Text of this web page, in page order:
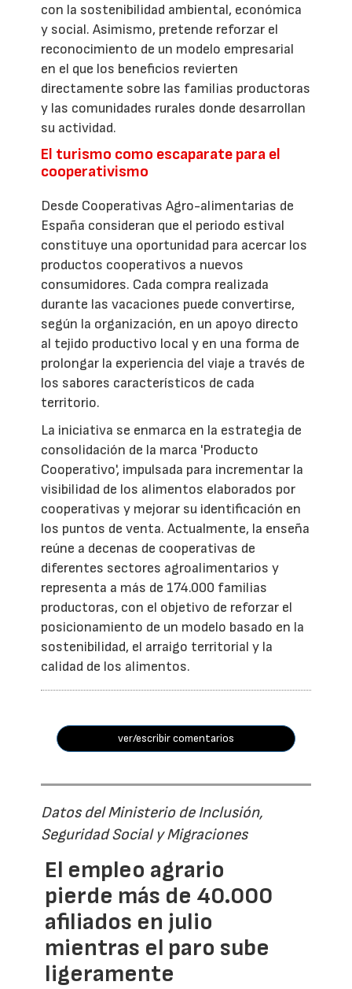
con la sostenibilidad ambiental, económica
y social. Asimismo, pretende reforzar el
reconocimiento de un modelo empresarial
en el que los beneficios revierten
directamente sobre las familias productoras
y las comunidades rurales donde desarrollan
su actividad.
El turismo como escaparate para el
cooperativismo
Desde Cooperativas Agro-alimentarias de
España consideran que el periodo estival
constituye una oportunidad para acercar los
productos cooperativos a nuevos
consumidores. Cada compra realizada
durante las vacaciones puede convertirse,
según la organización, en un apoyo directo
al tejido productivo local y en una forma de
prolongar la experiencia del viaje a través de
los sabores característicos de cada
territorio.
La iniciativa se enmarca en la estrategia de
consolidación de la marca 'Producto
Cooperativo', impulsada para incrementar la
visibilidad de los alimentos elaborados por
cooperativas y mejorar su identificación en
los puntos de venta. Actualmente, la enseña
reúne a decenas de cooperativas de
diferentes sectores agroalimentarios y
representa a más de 174.000 familias
productoras, con el objetivo de reforzar el
posicionamiento de un modelo basado en la
sostenibilidad, el arraigo territorial y la
calidad de los alimentos.
ver/escribir comentarios
Datos del Ministerio de Inclusión,
Seguridad Social y Migraciones
El empleo agrario
pierde más de 40.000
afiliados en julio
mientras el paro sube
ligeramente